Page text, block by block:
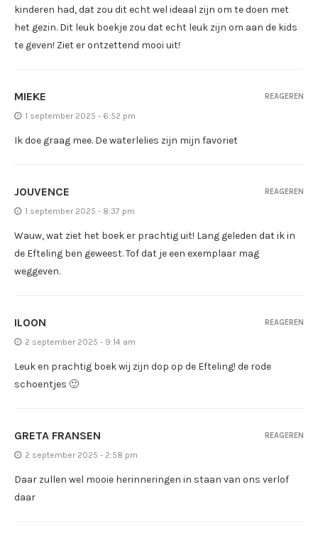
kinderen had, dat zou dit echt wel ideaal zijn om te doen met
het gezin. Dit leuk boekje zou dat echt leuk zijn om aan de kids
te geven! Ziet er ontzettend mooi uit!
MIEKE
1 september 2025 - 6:52 pm
Ik doe graag mee. De waterlelies zijn mijn favoriet
REAGEREN
JOUVENCE
1 september 2025 - 8:37 pm
Wauw, wat ziet het boek er prachtig uit! Lang geleden dat ik in
de Efteling ben geweest. Tof dat je een exemplaar mag
weggeven.
REAGEREN
ILOON
2 september 2025 - 9:14 am
Leuk en prachtig boek wij zijn dop op de Efteling! de rode
schoentjes 🙂
REAGEREN
GRETA FRANSEN
2 september 2025 - 2:58 pm
Daar zullen wel mooie herinneringen in staan van ons verlof
daar
REAGEREN